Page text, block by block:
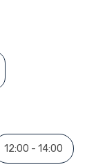
12:00 - 14:00